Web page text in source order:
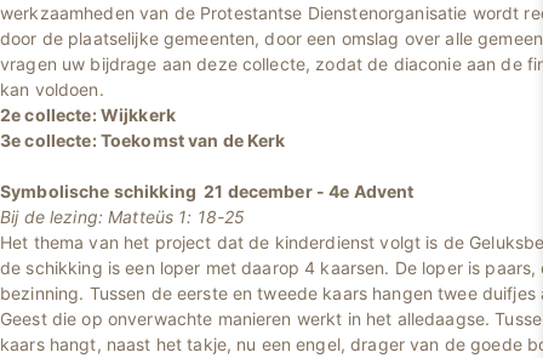
werkzaamheden van de Protestantse Dienstenorganisatie wordt
door de plaatselijke gemeenten, door een omslag over alle
vragen uw bijdrage aan deze collecte, zodat de diaconie aan de
kan voldoen.
2e collecte: Wijkkerk
3e collecte: Toekomst van de Kerk
Symbolische schikking 21 december - 4e Advent
Bij de lezing: Matteüs 1: 18-25
Het thema van het project dat de kinderdienst volgt is de
de schikking is een loper met daarop 4 kaarsen. De loper is
bezinning. Tussen de eerste en tweede kaars hangen twee duifjes
Geest die op onverwachte manieren werkt in het alledaagse.
kaars hangt, naast het takje, nu een engel, drager van de goede